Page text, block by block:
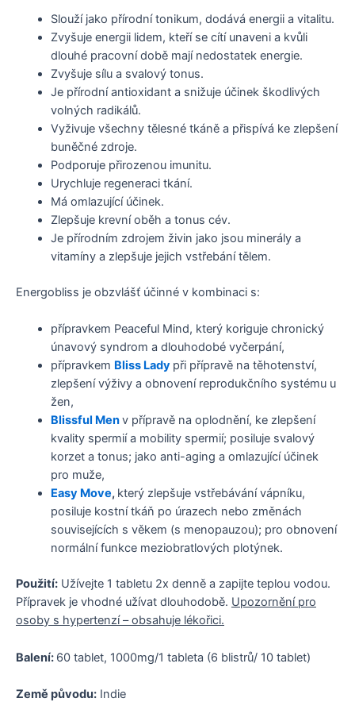
Slouží jako přírodní tonikum, dodává energii a vitalitu.
Zvyšuje energii lidem, kteří se cítí unaveni a kvůli
dlouhé pracovní době mají nedostatek energie.
Zvyšuje sílu a svalový tonus.
Je přírodní antioxidant a snižuje účinek škodlivých
volných radikálů.
Vyživuje všechny tělesné tkáně a přispívá ke zlepšení
buněčné zdroje.
Podporuje přirozenou imunitu.
Urychluje regeneraci tkání.
Má omlazující účinek.
Zlepšuje krevní oběh a tonus cév.
Je přírodním zdrojem živin jako jsou minerály a
vitamíny a zlepšuje jejich vstřebání tělem.
Energobliss je obzvlášť účinné v kombinaci s:
přípravkem Peaceful Mind, který koriguje chronický
únavový syndrom a dlouhodobé vyčerpání,
přípravkem Bliss Lady při přípravě na těhotenství,
zlepšení výživy a obnovení reprodukčního systému u
žen,
Blissful Menv přípravě na oplodnění, ke zlepšení
kvality spermií a mobility spermií; posiluje svalový
korzet a tonus; jako anti-aging a omlazující účinek
pro muže,
Easy Move, který zlepšuje vstřebávání vápníku,
posiluje kostní tkáň po úrazech nebo změnách
souvisejících s věkem (s menopauzou); pro obnovení
normální funkce meziobratlových plotýnek.
Použití: Užívejte 1 tabletu 2x denně a zapijte teplou vodou.
Přípravek je vhodné užívat dlouhodobě. Upozornění pro
osoby s hypertenzí – obsahuje lékořici.
Balení: 60 tablet, 1000mg/1 tableta (6 blistrů/ 10 tablet)
Země původu: Indie